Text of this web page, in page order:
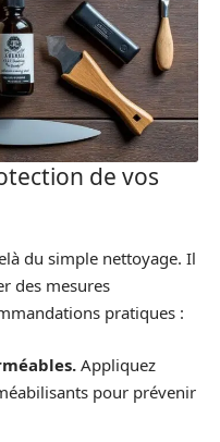
de vos
du simple nettoyage. Il
des mesures
pratiques :
Appliquez
pour prévenir